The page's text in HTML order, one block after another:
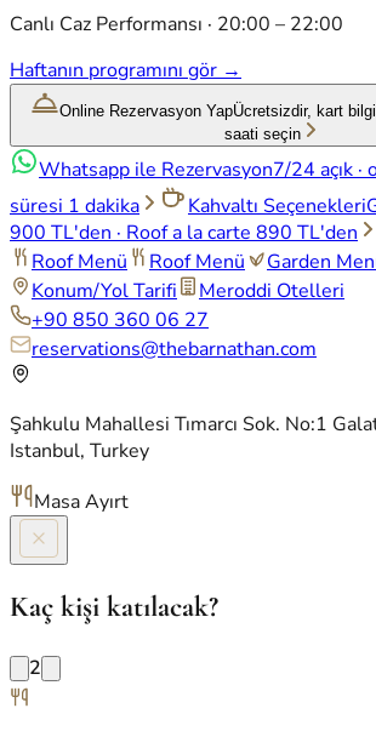
Canlı Caz Performansı · 20:00 – 22:00
Haftanın programını gör →
Online Rezervasyon YapÜcretsizdir, kart
saati seçin
Whatsapp ile Rezervasyon7/24 açık ·
süresi 1 dakika
Kahvaltı Seçenekleri
900 TL'den · Roof a la carte 890 TL'den
Roof Menü
Roof Menü Garden
Konum/Yol Tarifi
Meroddi Otelleri
+90 850 360 06 27
reservations@thebarnathan.com
Şahkulu Mahallesi Tımarcı Sok. No:1
Istanbul, Turkey
Masa Ayırt
Kaç kişi katılacak?
2